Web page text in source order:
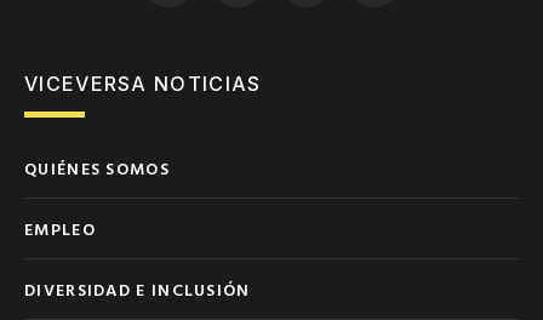
VICEVERSA NOTICIAS
QUIÉNES SOMOS
EMPLEO
DIVERSIDAD E INCLUSIÓN